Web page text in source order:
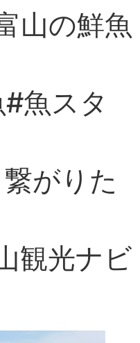
山の鮮魚
魚スタ
がりた
観光ナビ